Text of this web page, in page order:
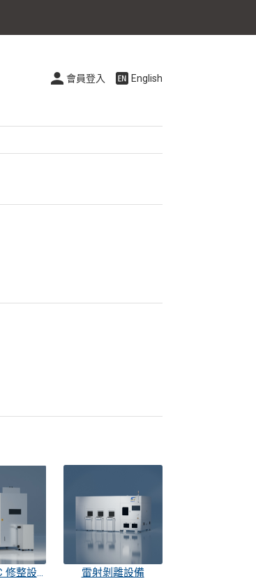
會員登入 English
半導體 EMC 修整設備 雷射剝離設備